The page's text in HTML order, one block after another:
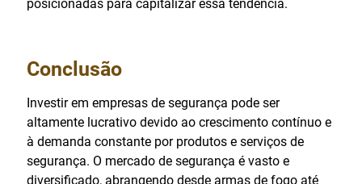
posicionadas para capitalizar essa tendência.
Conclusão
Investir em empresas de segurança pode ser
altamente lucrativo devido ao crescimento contínuo e
à demanda constante por produtos e serviços de
segurança. O mercado de segurança é vasto e
diversificado, abrangendo desde armas de fogo até